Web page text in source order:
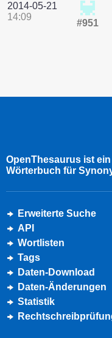
2014-05-21
14:09
#951
OpenThesaurus ist
Wörterbuch für
Erweiterte Suche
API
Wortlisten
Tags
Daten-Download
Daten-Änderungen
Statistik